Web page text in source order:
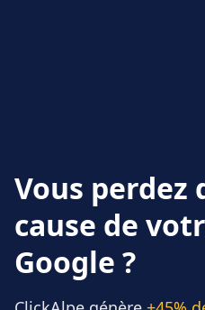
Vous perdez
cause de
Google ?